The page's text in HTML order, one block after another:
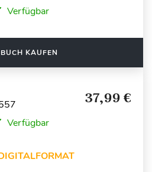
Verfügbar
BUCH KAUFEN
37,99 €
Verfügbar